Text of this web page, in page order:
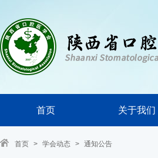
首页 关于我们
首页 > 学会动态 > 通知公告